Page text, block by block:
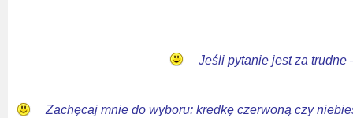
Jeśli pytanie jest za trudne
Zachęcaj mnie do wyboru: kredkę czerwoną czy